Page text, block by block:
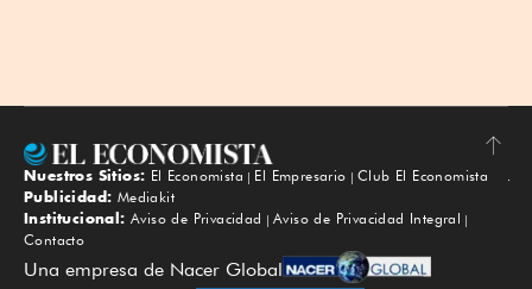
Subir
Nuestros Sitios: El Economista El Empresario
Club El Economista
Publicidad: Mediakit
Institucional: Aviso de Privacidad
Aviso de Privacidad Integral
Contacto
Una empresa de Nacer Global